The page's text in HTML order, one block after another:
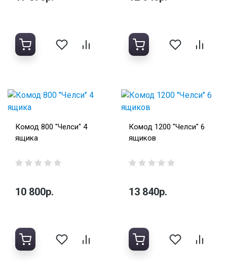
Комод 800 "Челси" 4
ящика
10 800р.
Комод 1200 "Челси" 6
ящиков
13 840р.